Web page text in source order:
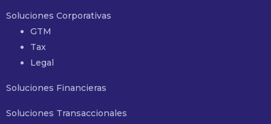
Soluciones Corporativas
GTM
Tax
Legal
Soluciones Financieras
Soluciones Transaccionales